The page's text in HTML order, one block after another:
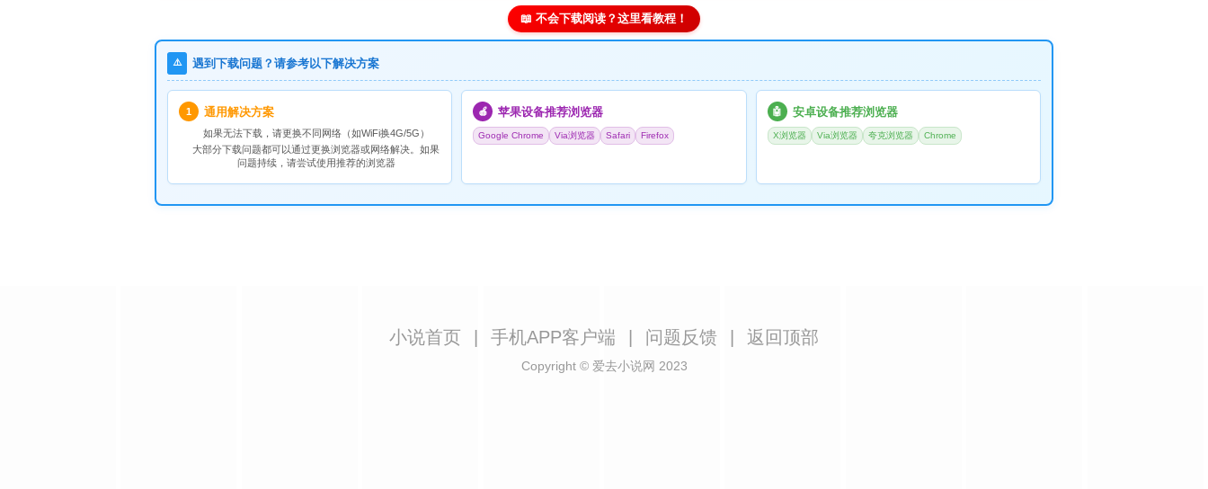
📖 不会下载阅读？这里看教程！
⚠️ 遇到下载问题？请参考以下解决方案
1 通用解决方案
如果无法下载，请更换不同网络（如WiFi换4G/5G）
大部分下载问题都可以通过更换浏览器或网络解决。如果
问题持续，请尝试使用推荐的浏览器
🍎 苹果设备推荐浏览器
Google Chrome Via浏览器 Safari Firefox
🤖 安卓设备推荐浏览器
X浏览器 Via浏览器 夸克浏览器 Chrome
小说首页 手机APP客户端 问题反馈 返回顶部
Copyright © 爱去小说网 2023